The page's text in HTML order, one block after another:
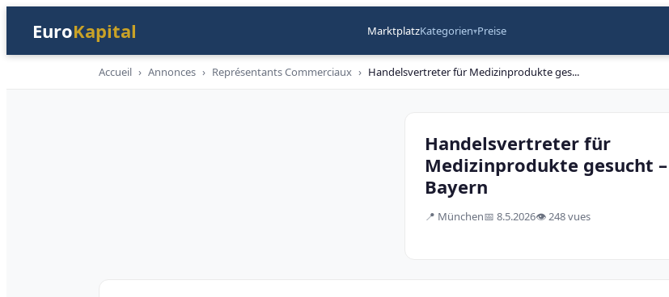
EuroKapital MarktplatzKategorien▾Preise
Accueil › Annonces › Représentants Commerciaux › Handelsvertreter für Medizinprodukte ges...
Handelsvertreter für
Medizinprodukte gesucht –
Bayern
📍 München📅 8.5.2026👁️248 vues